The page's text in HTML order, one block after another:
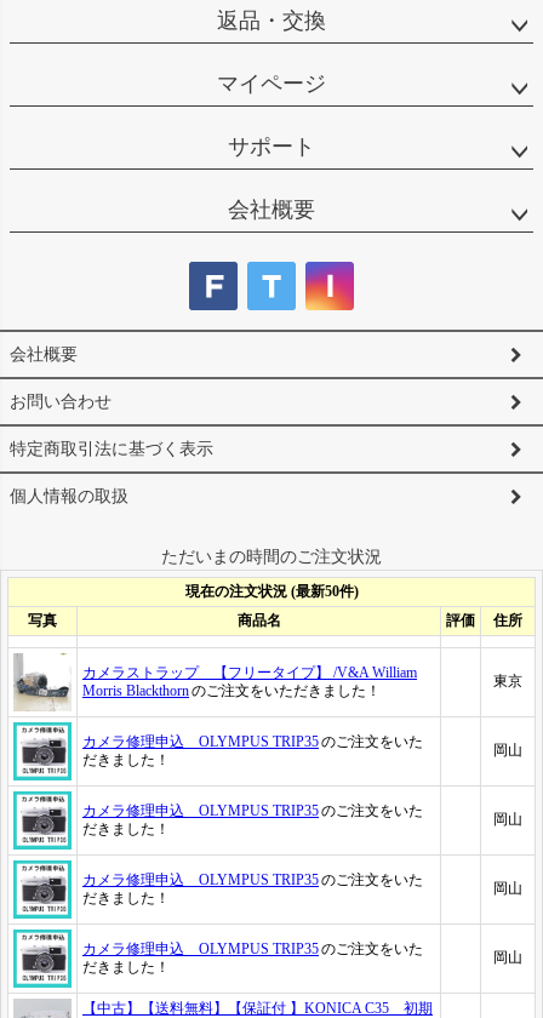
返品・交換
マイページ
サポート
会社概要
会社概要
お問い合わせ
特定商取引法に基づく表示
個人情報の取扱
ただいまの時間のご注文状況